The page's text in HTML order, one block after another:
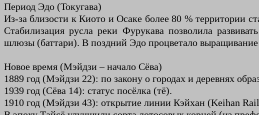
Период Эдо (Токугава)
Из-за близости к Киото и Осаке более 80 % территории
Стабилизация русла реки Фурукава позволила
шлюзы (баттари). В поздний Эдо процветало
Новое время (Мэйдзи – начало Сёва)
1889 год (Мэйдзи 22): по закону о городах и деревнях
1939 год (Сёва 14): статус посёлка (тё).
1910 год (Мэйдзи 43): открытие линии Кэйхан (Keihan